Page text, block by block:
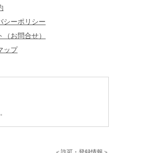
シーポリシー
（お問合せ）
ップ